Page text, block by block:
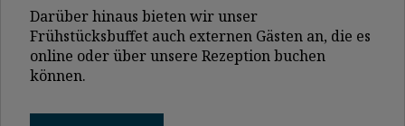
Darüber hinaus bieten wir unser
Frühstücksbuffet auch externen Gästen an, die es
online oder über unsere Rezeption buchen
können.